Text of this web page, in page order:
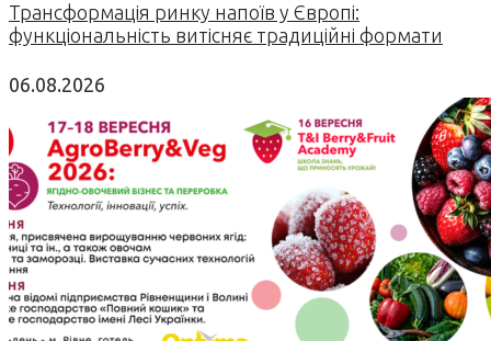
Трансформація ринку напоїв у Європі:
функціональність витісняє традиційні формати
06.08.2026